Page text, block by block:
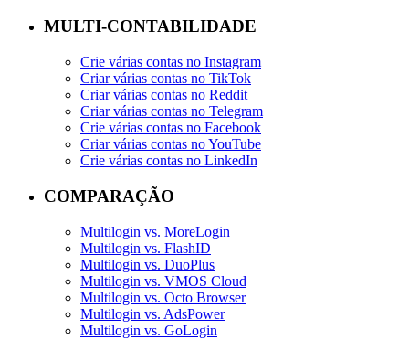
MULTI-CONTABILIDADE
Crie várias contas no Instagram
Criar várias contas no TikTok
Criar várias contas no Reddit
Criar várias contas no Telegram
Crie várias contas no Facebook
Criar várias contas no YouTube
Crie várias contas no LinkedIn
COMPARAÇÃO
Multilogin vs. MoreLogin
Multilogin vs. FlashID
Multilogin vs. DuoPlus
Multilogin vs. VMOS Cloud
Multilogin vs. Octo Browser
Multilogin vs. AdsPower
Multilogin vs. GoLogin